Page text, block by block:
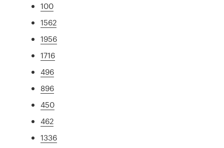
100
1562
1956
1716
496
896
450
462
1336